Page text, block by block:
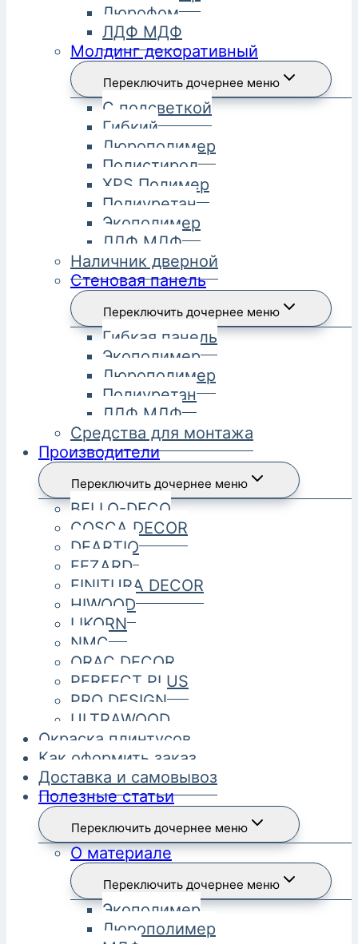
Дюрофом
ЛДФ МДФ
Молдинг декоративный
Переключить дочернее меню
С подсветкой
Гибкий
Дюрополимер
Полистирол
XPS Полимер
Полиуретан
Экополимер
ЛДФ МДФ
Наличник дверной
Стеновая панель
Переключить дочернее меню
Гибкая панель
Экополимер
Дюрополимер
Полиуретан
ЛДФ МДФ
Средства для монтажа
Производители
Переключить дочернее меню
BELLO-DECO
COSCA DECOR
DEARTIO
FEZARD
FINITURA DECOR
HIWOOD
LIKORN
NMC
ORAC DECOR
PERFECT PLUS
PRO DESIGN
ULTRAWOOD
Окраска плинтусов
Как оформить заказ
Доставка и самовывоз
Полезные статьи
Переключить дочернее меню
О материале
Переключить дочернее меню
Экополимер
Дюрополимер